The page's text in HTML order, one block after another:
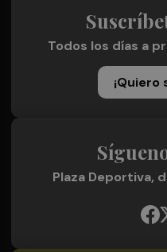
Todos los días a
Plaza Deportiva,